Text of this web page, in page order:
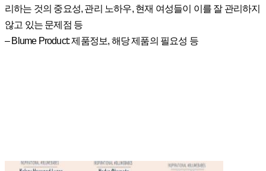
리하는 것의 중요성, 관리 노하우, 현재 여성들이 이를 잘 관리하지
않고 있는 문제점 등
– Blume Product: 제품정보, 해당 제품의 필요성 등